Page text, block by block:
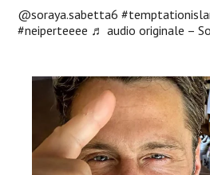
@soraya.sabetta6
#neiperteeee ♬ audio originale –